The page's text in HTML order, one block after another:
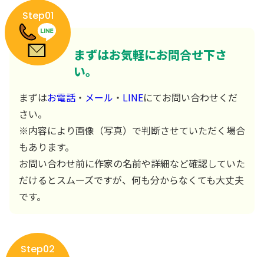
Step01
まずはお気軽にお問合せ下さ
い。
まずはお電話 ・ メール ・ LINEにてお問い合わせくだ
さい。
※内容により画像（写真）で判断させていただく場合
もあります。
お問い合わせ前に作家の名前や詳細など確認していた
だけるとスムーズですが、何も分からなくても大丈夫
です。
Step02